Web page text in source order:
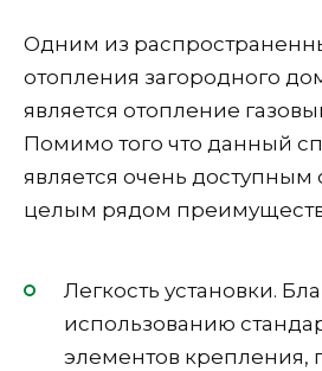
Одним из
отопления загородного
является отопление
Помимо того что данный
является очень
целым рядом
Легкость установки.
использованию
элементов крепления,